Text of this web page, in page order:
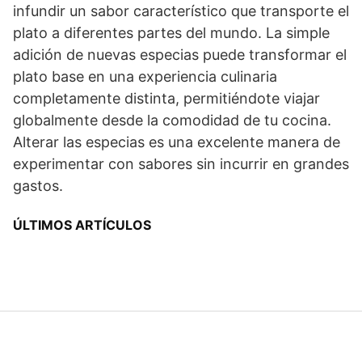
infundir un sabor característico que transporte el
plato a diferentes partes del mundo. La simple
adición de nuevas especias puede transformar el
plato base en una experiencia culinaria
completamente distinta, permitiéndote viajar
globalmente desde la comodidad de tu cocina.
Alterar las especias es una excelente manera de
experimentar con sabores sin incurrir en grandes
gastos.
ÚLTIMOS ARTÍCULOS